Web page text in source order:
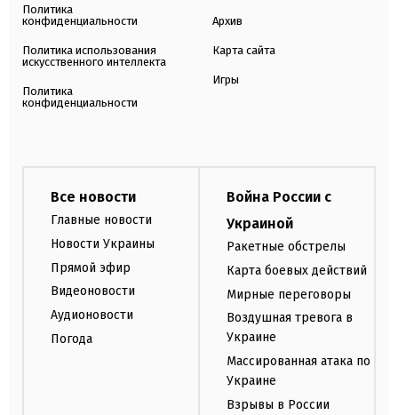
Политика
конфиденциальности
Политика использования
искусственного интеллекта
Политика
конфиденциальности
Архив
Карта сайта
Игры
Все новости
Главные новости
Новости Украины
Прямой эфир
Видеоновости
Аудионовости
Погода
Война России с
Украиной
Ракетные обстрелы
Карта боевых действий
Мирные переговоры
Воздушная тревога в
Украине
Массированная атака по
Украине
Взрывы в России